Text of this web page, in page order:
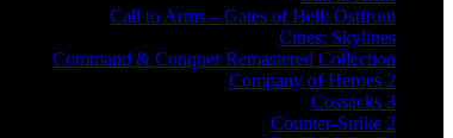
Call to Arms – Gates of Hell: Ostfront
Cities: Skylines
Command & Conquer Remastered Collection
Company of Heroes 2
Cossacks 3
Counter-Strike 2